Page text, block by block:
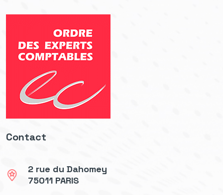
Contact
2 rue du Dahomey
75011 PARIS